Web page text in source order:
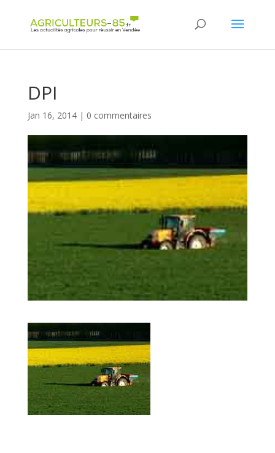
DPI
Jan 16, 2014| 0 commentaires